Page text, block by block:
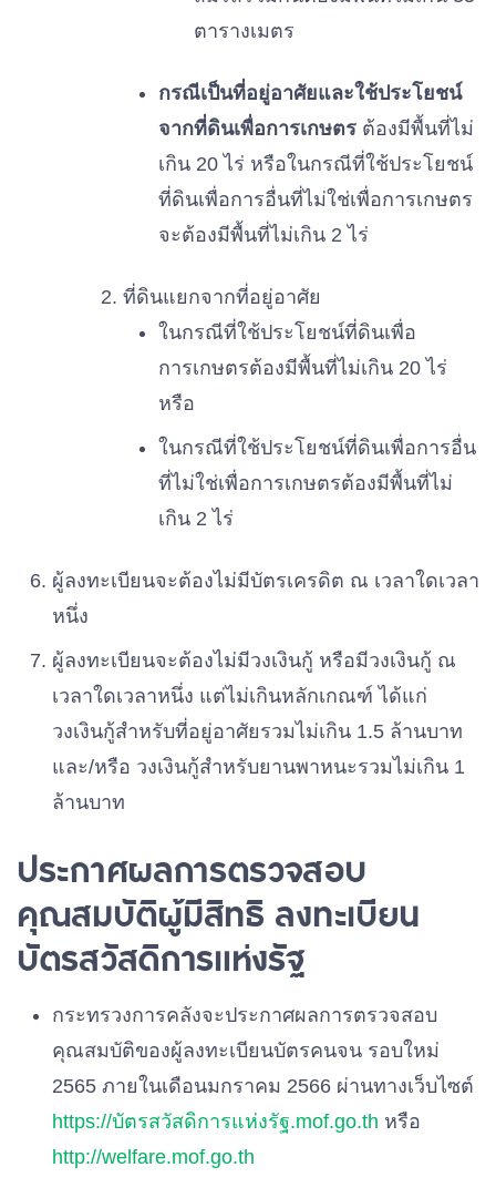
ตารางเมตร
กรณีเป็นที่อยู่อาศัยและใช้ประโยชน์
จากที่ดินเพื่อการเกษตร ต้องมีพื้นที่ไม่
เกิน 20 ไร่ หรือในกรณีที่ใช้ประโยชน์
ที่ดินเพื่อการอื่นที่ไม่ใช่เพื่อการเกษตร
จะต้องมีพื้นที่ไม่เกิน 2 ไร่
ที่ดินแยกจากที่อยู่อาศัย
ในกรณีที่ใช้ประโยชน์ที่ดินเพื่อ
การเกษตรต้องมีพื้นที่ไม่เกิน 20 ไร่
หรือ
ในกรณีที่ใช้ประโยชน์ที่ดินเพื่อการอื่น
ที่ไม่ใช่เพื่อการเกษตรต้องมีพื้นที่ไม่
เกิน 2 ไร่
ผู้ลงทะเบียนจะต้องไม่มีบัตรเครดิต ณ เวลาใดเวลา
หนึ่ง
ผู้ลงทะเบียนจะต้องไม่มีวงเงินกู้ หรือมีวงเงินกู้ ณ
เวลาใดเวลาหนึ่ง แต่ไม่เกินหลักเกณฑ์ ได้แก่
วงเงินกู้สำหรับที่อยู่อาศัยรวมไม่เกิน 1.5 ล้านบาท
และ/หรือ วงเงินกู้สำหรับยานพาหนะรวมไม่เกิน 1
ล้านบาท
ประกาศผลการตรวจสอบ
คุณสมบัติผู้มีสิทธิ ลงทะเบียน
บัตรสวัสดิการแห่งรัฐ
กระทรวงการคลังจะประกาศผลการตรวจสอบ
คุณสมบัติของผู้ลงทะเบียนบัตรคนจน รอบใหม่
2565 ภายในเดือนมกราคม 2566 ผ่านทางเว็บไซต์
https://บัตรสวัสดิการแห่งรัฐ.mof.go.th หรือ
http://welfare.mof.go.th